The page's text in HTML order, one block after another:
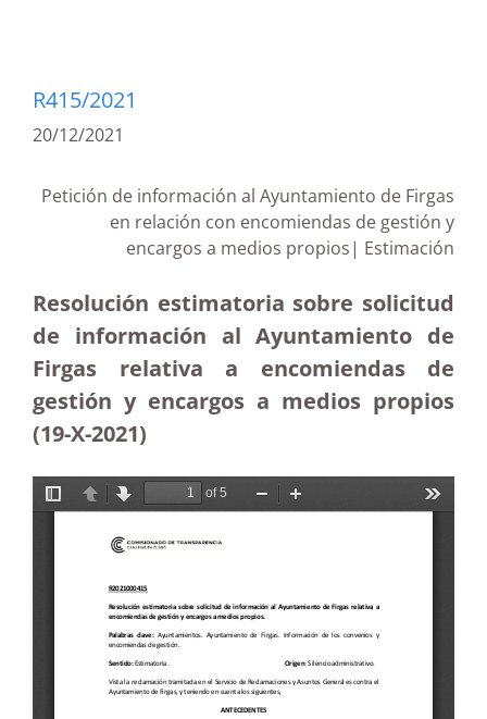
R415/2021
20/12/2021
Petición de información al Ayuntamiento de Firgas
en relación con encomiendas de gestión y
encargos a medios propios| Estimación
Resolución estimatoria sobre solicitud
de información al Ayuntamiento de
Firgas relativa a encomiendas de
gestión y encargos a medios propios
(19-X-2021)